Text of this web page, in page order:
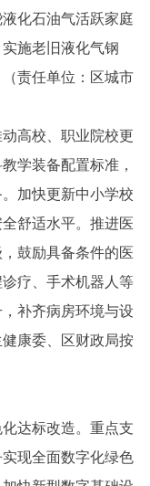
化石油气活跃家庭
施老旧液化气钢
责任单位：区城市
高校、职业院校更
学装备配置标准，
加快更新中小学校
舒适水平。推进医
鼓励具备条件的医
疗、手术机器人等
补齐病房环境与设
康委、区财政局按
达标改造。重点支
现全面数字化绿色